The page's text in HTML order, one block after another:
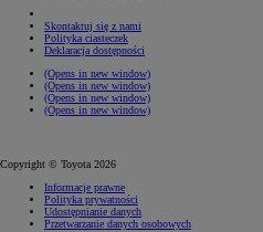
Skontaktuj się z nami
Polityka ciasteczek
Deklaracja dostępności
(Opens in new window)
(Opens in new window)
(Opens in new window)
(Opens in new window)
Copyright © Toyota 2026
Informacje prawne
Polityka prywatności
Udostępnianie danych
Przetwarzanie danych osobowych